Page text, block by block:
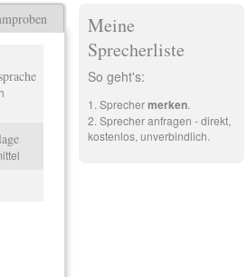
Meine
Sprecherliste
So geht's:
Sprechermerken.
Sprecher anfragen - direkt,
kostenlos, unverbindlich.